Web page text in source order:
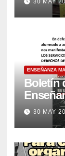
30 MAY
ENSEÑANZA
Boletín
30 MAY